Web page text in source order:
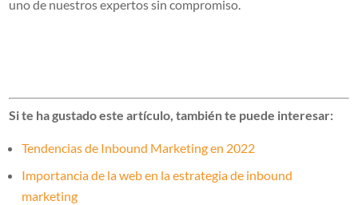
uno de nuestros expertos sin compromiso.
Si te ha gustado este artículo, también te puede interesar:
Tendencias de Inbound Marketing en 2022
Importancia de la web en la estrategia de inbound
marketing